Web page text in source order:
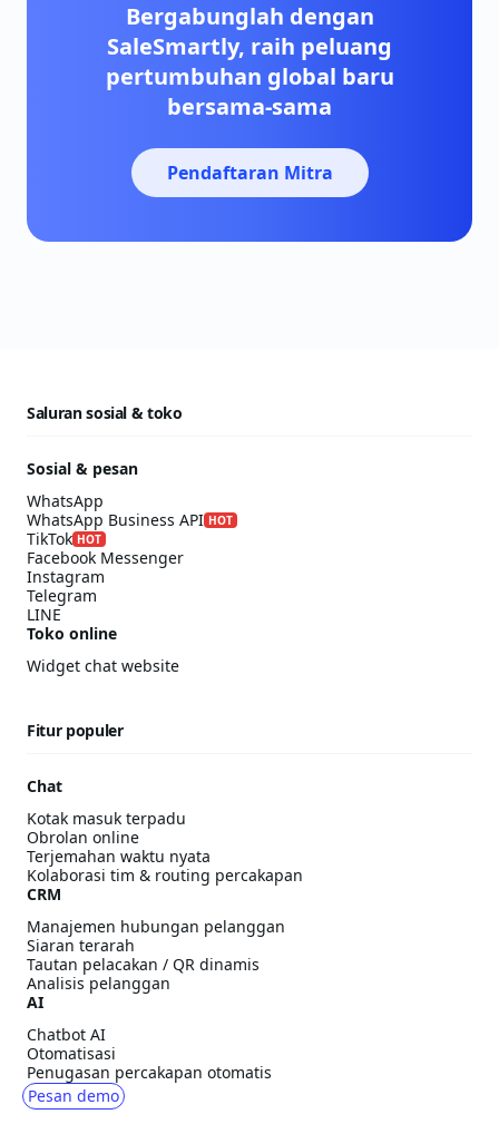
Bergabunglah dengan
SaleSmartly, raih peluang
pertumbuhan global baru
bersama-sama
Pendaftaran Mitra
Saluran sosial & toko
Sosial & pesan
WhatsApp
WhatsApp Business API HOT
TikTok HOT
Facebook Messenger
Instagram
Telegram
LINE
Toko online
Widget chat website
Fitur populer
Chat
Kotak masuk terpadu
Obrolan online
Terjemahan waktu nyata
Kolaborasi tim & routing percakapan
CRM
Manajemen hubungan pelanggan
Siaran terarah
Tautan pelacakan / QR dinamis
Analisis pelanggan
AI
Chatbot AI
Otomatisasi
Penugasan percakapan otomatis
Pesan demo